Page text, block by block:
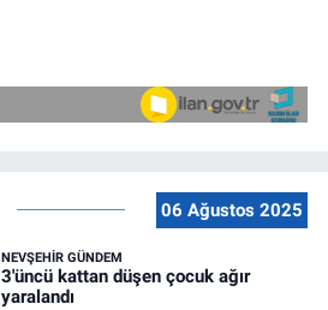
06 Ağustos 2025
NEVŞEHIR GÜNDEM
3'üncü kattan düşen çocuk ağır
yaralandı